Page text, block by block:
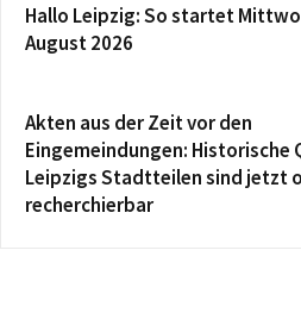
Hallo Leipzig: So startet
August 2026
Akten aus der Zeit vor den
Eingemeindungen: Historische
Leipzigs Stadtteilen sind jetzt
recherchierbar